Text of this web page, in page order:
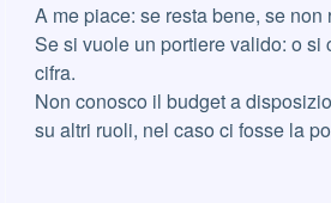
A me piace: se resta bene, se non
Se si vuole un portiere valido: o
cifra.
Non conosco il budget a
su altri ruoli, nel caso ci fosse la